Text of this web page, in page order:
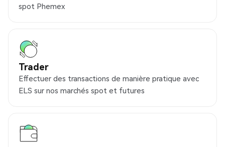
spot Phemex
Trader
Effectuer des transactions de manière pratique avec
ELS sur nos marchés spot et futures